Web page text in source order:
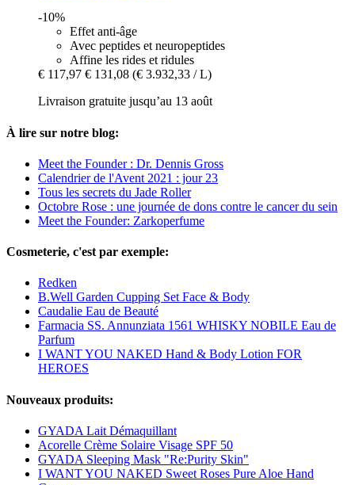
-10%
Effet anti-âge
Avec peptides et neuropeptides
Affine les rides et ridules
€ 117,97 € 131,08 (€ 3.932,33 / L)
Livraison gratuite jusqu’au 13 août
À lire sur notre blog:
Meet the Founder : Dr. Dennis Gross
Calendrier de l'Avent 2021 : jour 23
Tous les secrets du Jade Roller
Octobre Rose : une journée de dons contre le cancer du sein
Meet the Founder: Zarkoperfume
Cosmeterie, c'est par exemple:
Redken
B.Well Garden Cupping Set Face & Body
Caudalie Eau de Beauté
Farmacia SS. Annunziata 1561 WHISKY NOBILE Eau de
Parfum
I WANT YOU NAKED Hand & Body Lotion FOR
HEROES
Nouveaux produits:
GYADA Lait Démaquillant
Acorelle Crème Solaire Visage SPF 50
GYADA Sleeping Mask "Re:Purity Skin"
I WANT YOU NAKED Sweet Roses Pure Aloe Hand